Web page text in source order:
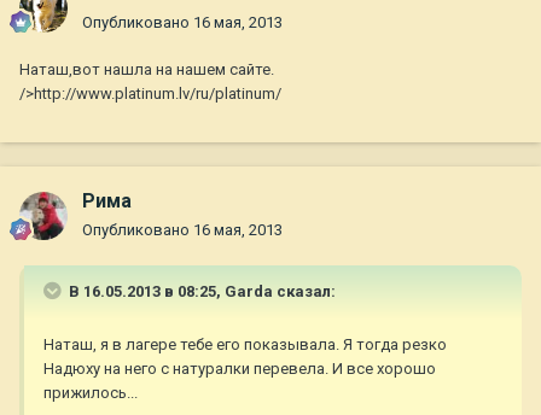
Опубликовано 16 мая, 2013
Наташ,вот нашла на нашем сайте.
/>http://www.platinum.lv/ru/platinum/
Рима
Опубликовано 16 мая, 2013
В 16.05.2013 в 08:25, Garda сказал:
Наташ, я в лагере тебе его показывала. Я тогда резко
Надюху на него с натуралки перевела. И все хорошо
прижилось...